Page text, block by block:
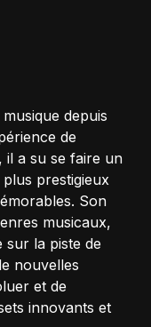
depuis
de
il a su se faire un
prestigieux
Son
musicaux,
sur la piste de
nouvelles
et de
innovants et